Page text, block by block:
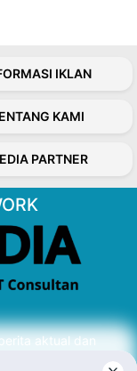
IKLAN
KAMI
PARTNER
aktual dan